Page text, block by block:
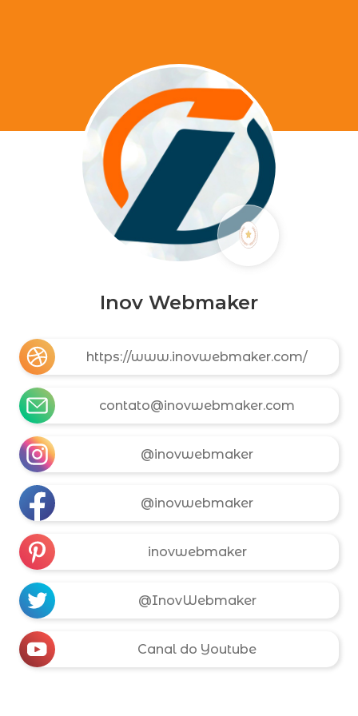
Inov Webmaker
https://www.inovwebmaker.com/
contato@inovwebmaker.com
@inovwebmaker
@inovwebmaker
inovwebmaker
@InovWebmaker
Canal do Youtube